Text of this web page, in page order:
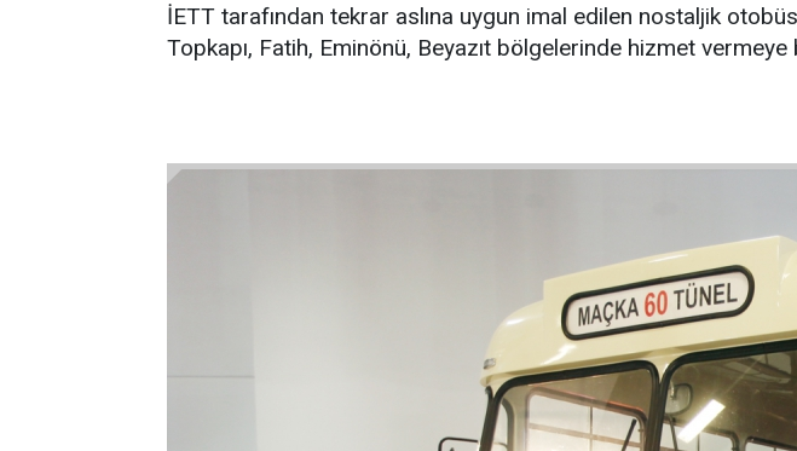
İETT tarafından tekrar aslına uygun imal edilen nostaljik
Topkapı, Fatih, Eminönü, Beyazıt bölgelerinde hizmet vermeye